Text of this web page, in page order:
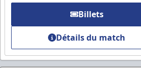
Billets
Détails du match